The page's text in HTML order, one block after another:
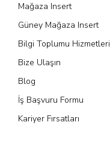
Mağaza Insert
Güney Mağaza Insert
Bilgi Toplumu Hizmetleri
Bize Ulaşın
Blog
İş Başvuru Formu
Kariyer Fırsatları